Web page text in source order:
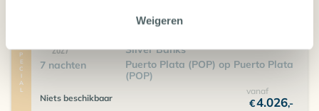
Weigeren
SPECIAL
2027
7 nachten
Silver Banks
Puerto Plata (POP) op Puerto Plata
(POP)
vanaf
€4.026,-
Niets beschikbaar